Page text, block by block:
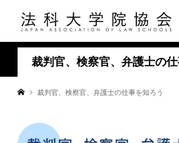
裁判官、検察官、弁護士の
裁判官、検察官、弁護士の仕事を知ろう